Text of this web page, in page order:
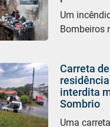
Um
Bombeiros
Carreta
interdita
Sombrio
Uma